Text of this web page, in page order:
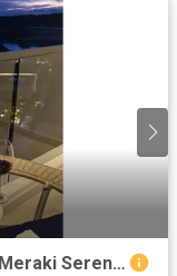
Venta, Arriendo 1 alcoba y estudio Meraki Serena del Mar Cartagena